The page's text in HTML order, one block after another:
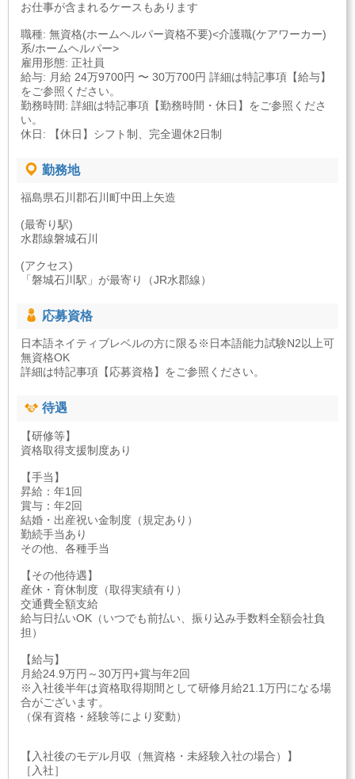
お仕事が含まれるケースもあります
職種: 無資格(ホームヘルパー資格不要)<介護職(ケアワーカー)
系/ホームヘルパー>
雇用形態: 正社員
給与: 月給 24万9700円 〜 30万700円 詳細は特記事項【給与】
をご参照ください。
勤務時間: 詳細は特記事項【勤務時間・休日】をご参照くださ
い。
休日: 【休日】シフト制、完全週休2日制
勤務地
福島県石川郡石川町中田上矢造
(最寄り駅)
水郡線磐城石川
(アクセス)
「磐城石川駅」が最寄り（JR水郡線）
応募資格
日本語ネイティブレベルの方に限る※日本語能力試験N2以上可
無資格OK
詳細は特記事項【応募資格】をご参照ください。
待遇
【研修等】
資格取得支援制度あり
【手当】
昇給：年1回
賞与：年2回
結婚・出産祝い金制度（規定あり）
勤続手当あり
その他、各種手当
【その他待遇】
産休・育休制度（取得実績有り）
交通費全額支給
給与日払いOK（いつでも前払い、振り込み手数料全額会社負
担）
【給与】
月給24.9万円～30万円+賞与年2回
※入社後半年は資格取得期間として研修月給21.1万円になる場
合がございます。
（保有資格・経験等により変動）
【入社後のモデル月収（無資格・未経験入社の場合）】
［入社］